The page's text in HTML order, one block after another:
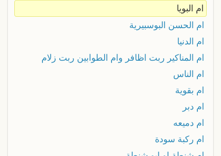
ام البويا
ام الحسن البوسبيرية
ام الدنيا
ام المناكير ربت اظافر وام الطوابين ربت زلام
ام الناس
ام بقوية
ام دبر
ام دميعه
ام ركبة سودة